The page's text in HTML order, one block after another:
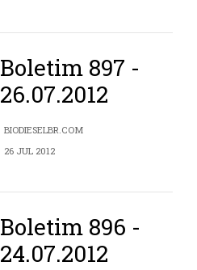
Boletim 897 -
26.07.2012
BIODIESELBR.COM
26 JUL 2012
Boletim 896 -
24.07.2012